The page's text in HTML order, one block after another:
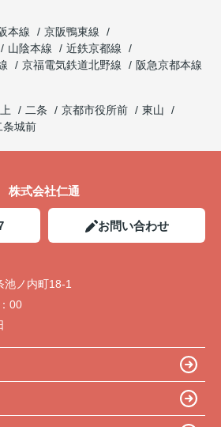
本線
京阪鴨東線
山陰本線
近鉄京都線
京福電気鉄道北野線
阪急京都本線
二条 京都市役所前
東山
条城前
株式会社仁通
お問い合わせ
池ノ内町18-1
00